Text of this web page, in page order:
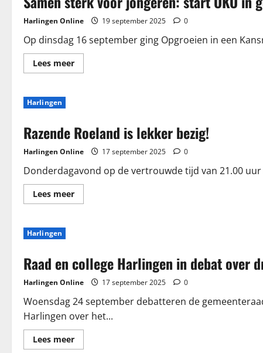
Harlingen Online 19 september 2025 0
Op dinsdag 16 september ging Opgroeien in een
Lees meerLees
meer
OKO
in
Harlingen
Harlingen
Razende Roeland is lekker bezig!
Harlingen Online 17 september 2025 0
Donderdagavond op de vertrouwde tijd van 21.00
Lees meerLees
meer
Harlingen
Raad en college Harlingen in debat over
Harlingen Online 17 september 2025 0
Woensdag 24 september debatteren de
Harlingen over het...
Lees meerLees
meer